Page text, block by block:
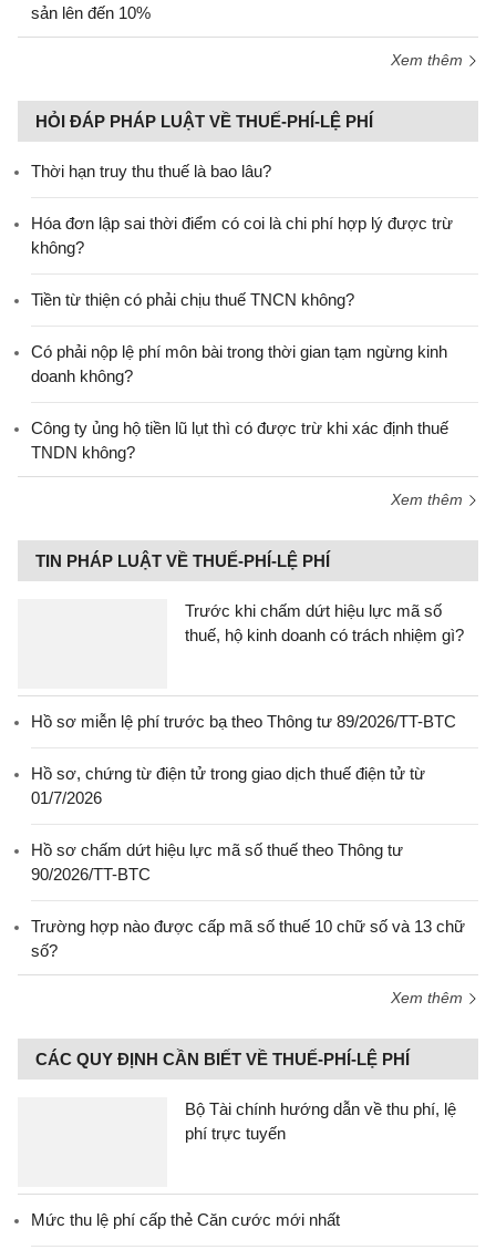
sản lên đến 10%
Xem thêm
HỎI ĐÁP PHÁP LUẬT VỀ THUẾ-PHÍ-LỆ PHÍ
Thời hạn truy thu thuế là bao lâu?
Hóa đơn lập sai thời điểm có coi là chi phí hợp lý được trừ
không?
Tiền từ thiện có phải chịu thuế TNCN không?
Có phải nộp lệ phí môn bài trong thời gian tạm ngừng kinh
doanh không?
Công ty ủng hộ tiền lũ lụt thì có được trừ khi xác định thuế
TNDN không?
Xem thêm
TIN PHÁP LUẬT VỀ THUẾ-PHÍ-LỆ PHÍ
Trước khi chấm dứt hiệu lực mã số
thuế, hộ kinh doanh có trách nhiệm gì?
Hồ sơ miễn lệ phí trước bạ theo Thông tư 89/2026/TT-BTC
Hồ sơ, chứng từ điện tử trong giao dịch thuế điện tử từ
01/7/2026
Hồ sơ chấm dứt hiệu lực mã số thuế theo Thông tư
90/2026/TT-BTC
Trường hợp nào được cấp mã số thuế 10 chữ số và 13 chữ
số?
Xem thêm
CÁC QUY ĐỊNH CẦN BIẾT VỀ THUẾ-PHÍ-LỆ PHÍ
Bộ Tài chính hướng dẫn về thu phí, lệ
phí trực tuyến
Mức thu lệ phí cấp thẻ Căn cước mới nhất